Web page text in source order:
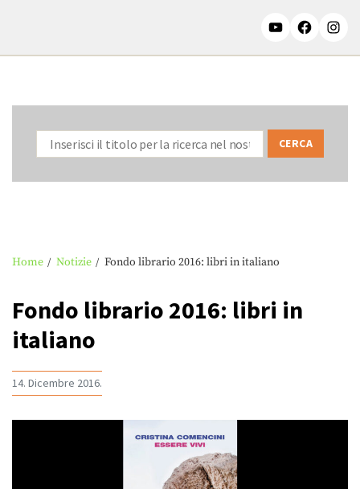
Home Notizie Fondo librario 2016: libri in italiano
Fondo librario 2016: libri in
italiano
14. Dicembre 2016.